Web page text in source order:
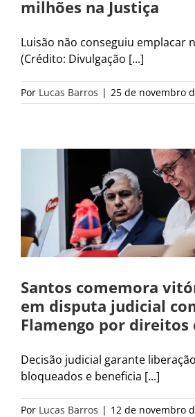
milhões na Justiça
Luisão não conseguiu emplacar
(Crédito: Divulgação [...]
Por Lucas Barros | 25 de novembro
Santos comemora
em disputa judicial
Flamengo por direitos
Decisão judicial garante
bloqueados e beneficia [...]
Por Lucas Barros | 12 de novembro